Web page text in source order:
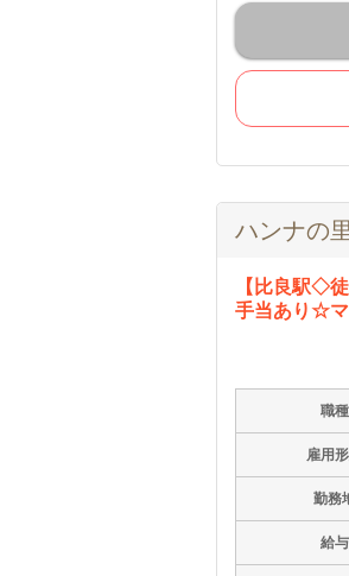
ハンナの
【比良駅◇
手当あり☆マ
職種
雇用
勤務
給与